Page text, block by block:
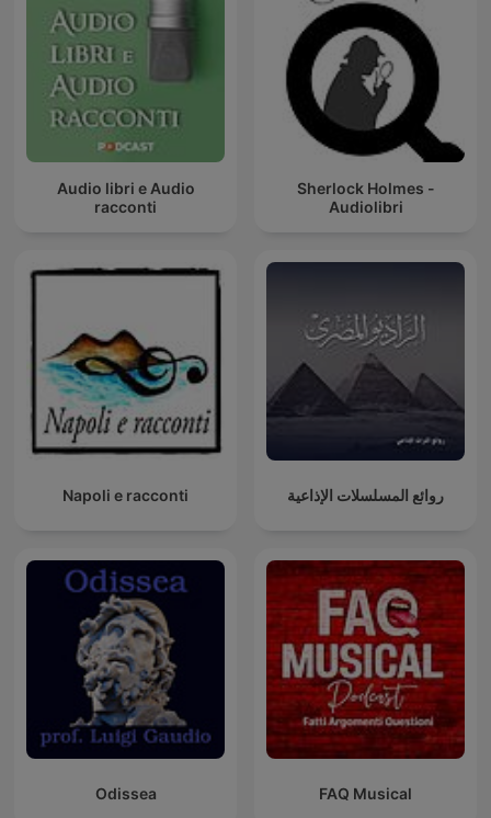
Audio libri e Audio
racconti
Sherlock Holmes -
Audiolibri
Napoli e racconti روائع المسلسلات الإذاعية
Odissea FAQ Musical